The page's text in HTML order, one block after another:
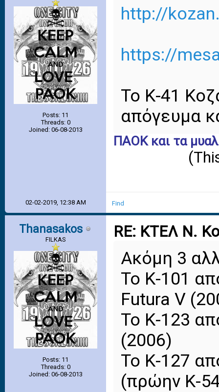
Posts: 11
Threads: 0
Joined: 06-08-2013
http://
https://
Το Κ-41
απόγευμα
ΠΑΟΚ και τα
02-02-2019, 12:38 AM Find
Thanasakos
FILKAS
Posts: 11
Threads: 0
Joined: 06-08-2013
RE: ΚΤΕΛ Ν.
Ακόμη 3
Το Κ-101
Futura V
Το Κ-123
(2006)
Το Κ-127
(πρώην Κ-